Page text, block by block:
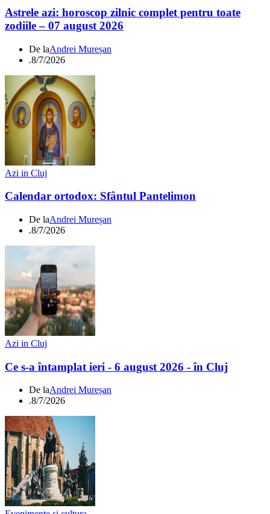
Astrele azi: horoscop zilnic complet pentru toate
zodiile – 07 august 2026
De laAndrei Mureșan
.8/7/2026
Azi in Cluj
Calendar ortodox: Sfântul Pantelimon
De laAndrei Mureșan
.8/7/2026
Azi in Cluj
Ce s-a întamplat ieri - 6 august 2026 - în Cluj
De laAndrei Mureșan
.8/7/2026